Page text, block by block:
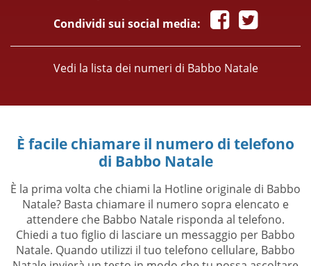
Condividi sui social media:
Vedi la lista dei numeri di Babbo Natale
È facile chiamare il numero di telefono
di Babbo Natale
È la prima volta che chiami la Hotline originale di Babbo
Natale? Basta chiamare il numero sopra elencato e
attendere che Babbo Natale risponda al telefono.
Chiedi a tuo figlio di lasciare un messaggio per Babbo
Natale. Quando utilizzi il tuo telefono cellulare, Babbo